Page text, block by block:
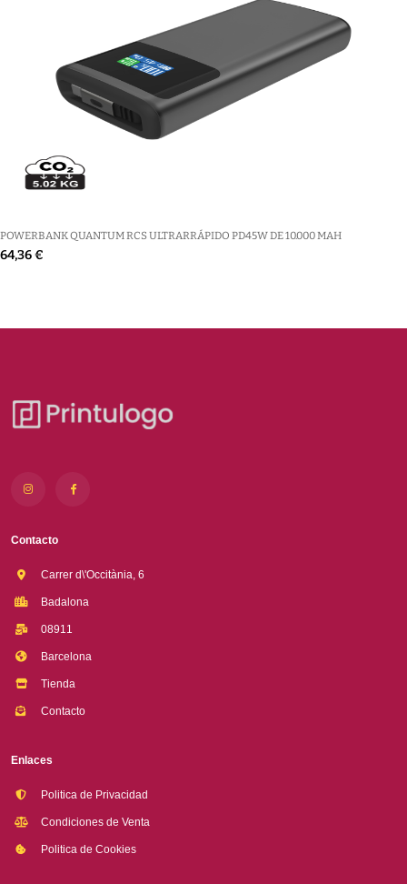
POWERBANK QUANTUM RCS ULTRARRÁPIDO PD45W DE 10.000 MAH
64,36 €
Contacto
Carrer d\'Occitània, 6
Badalona
08911
Barcelona
Tienda
Contacto
Enlaces
Politica de Privacidad
Condiciones de Venta
Politica de Cookies